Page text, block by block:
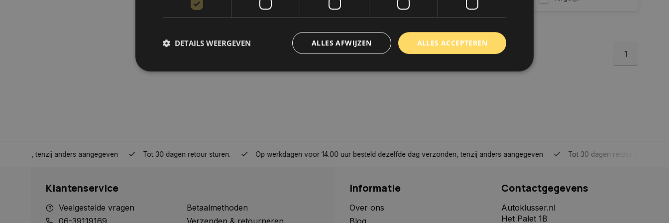
1
tenzij anders aangegeven Tot 30 dagen retour sturen. Op werkdagen voor 14.00 uur besteld dezelfde dag verzonden, tenzij anders aangegeven Tot 30 dagen retour sturen.
Klantenservice
Veelgestelde vragen
Betaalmethoden
Informatie
Over ons
Contactgegevens
Autoklusser.nl
Het Palet 1B
ALLES ACCEPTEREN
ALLES AFWIJZEN
DETAILS WEERGEVEN
gebruiker voor het gebruik van cookies op de website
sessie ID wordt gebruikt om een veilige en
worden onthouden van pagina naar pagina. Het slaat